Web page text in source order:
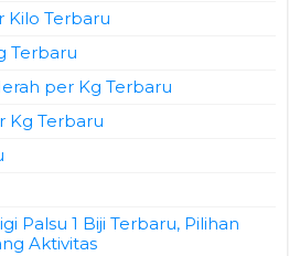
Kilo Terbaru
Terbaru
per Kg Terbaru
Kg Terbaru
Palsu 1 Biji Terbaru, Pilihan
Aktivitas